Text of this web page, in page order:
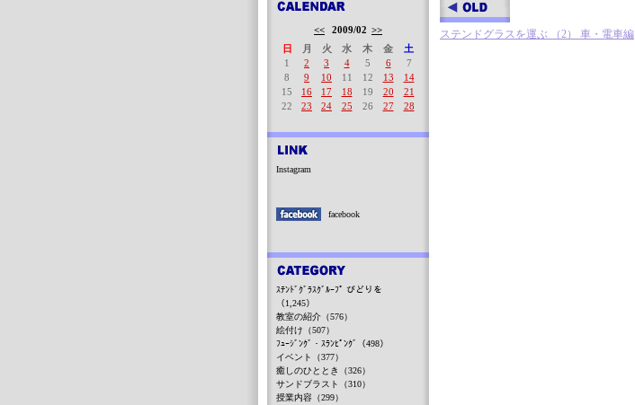
ステンドグラスを運ぶ （2） 車・電車編
<< 2009/02 >>
日
月 火 水 木 金
土
1
2 3 4 5 6
7
8
9 10 11 12 13
14
15
16 17 18 19 20
21
22
23 24 25 26 27 28
Instagram
facebook
ｽﾃﾝﾄﾞｸﾞﾗｽｸﾞﾙｰﾌﾟ びどりを
（1,245）
教室の紹介（576）
絵付け（507）
ﾌｭｰｼﾞﾝｸﾞ・ｽﾗﾝﾋﾟﾝｸﾞ（498）
イベント（377）
癒しのひととき（326）
サンドブラスト（310）
授業内容（299）